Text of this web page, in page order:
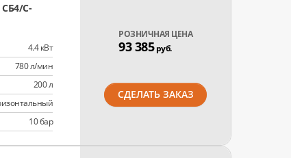
C-
4.4 кВт
780 л/мин
200 л
10 бар
РОЗНИЧНАЯ ЦЕНА
93 385руб.
СДЕЛАТЬ ЗАКАЗ